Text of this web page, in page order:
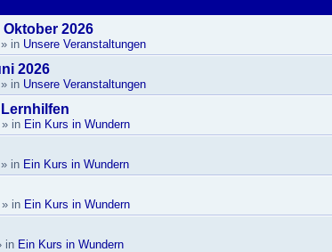
2026
» in Unsere Veranstaltungen
2026
» in Unsere Veranstaltungen
» in Ein Kurs in Wundern
» in Ein Kurs in Wundern
» in Ein Kurs in Wundern
in Ein Kurs in Wundern